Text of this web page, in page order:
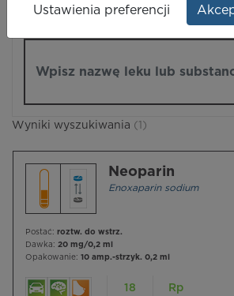
Wyniki wyszukiwania (1)
Neoparin
Enoxaparin sodium
Postać: roztw. do wstrz.
Dawka: 20 mg/0,2 ml
Opakowanie: 10 amp.-strzyk. 0,2 ml
18
Rp
Ustawienia preferencji